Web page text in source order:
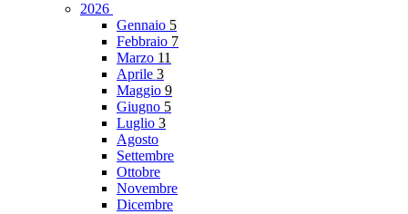
2026
Gennaio 5
Febbraio 7
Marzo 11
Aprile 3
Maggio 9
Giugno 5
Luglio 3
Agosto
Settembre
Ottobre
Novembre
Dicembre